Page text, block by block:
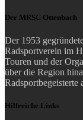
Der MRSC Ottenbach
Der 1953
Radsportverein im
Touren und der
über die Region
Radsportbegeisterte
Hilfreiche Links